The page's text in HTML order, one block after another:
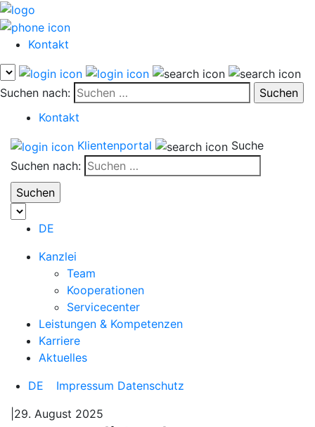
Kontakt
Suchen nach:
Kontakt
Klientenportal
Suche
Suchen nach:
DE
Kanzlei
Team
Kooperationen
Servicecenter
Leistungen & Kompetenzen
Karriere
Aktuelles
DE
Impressum Datenschutz
|29. August 2025